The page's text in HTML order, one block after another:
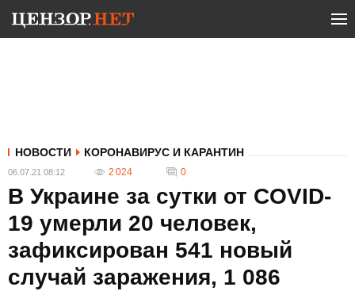
НОВОСТИ КОРОНАВИРУС И КАРАНТИН
06.07.21 08:12 2 024 0
В Украине за сутки от COVID-
19 умерли 20 человек,
зафиксирован 541 новый
случай заражения, 1 086